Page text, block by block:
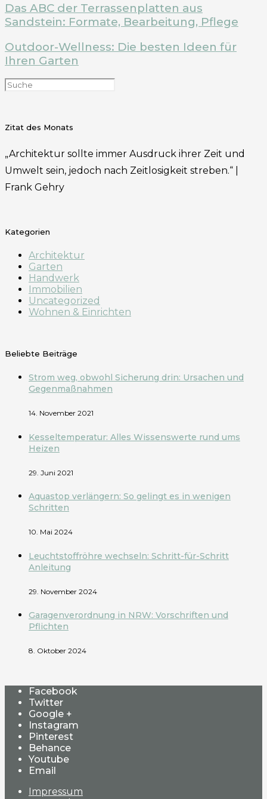
Das ABC der Terrassenplatten aus
Sandstein: Formate, Bearbeitung, Pflege
Outdoor-Wellness: Die besten Ideen für
Ihren Garten
Zitat des Monats
„Architektur sollte immer Ausdruck ihrer Zeit und
Umwelt sein, jedoch nach Zeitlosigkeit streben.“ |
Frank Gehry
Kategorien
Architektur
Garten
Handwerk
Immobilien
Uncategorized
Wohnen & Einrichten
Beliebte Beiträge
Strom weg, obwohl Sicherung drin: Ursachen und
Gegenmaßnahmen
14. November 2021
Kesseltemperatur: Alles Wissenswerte rund ums
Heizen
29. Juni 2021
Aquastop verlängern: So gelingt es in wenigen
Schritten
10. Mai 2024
Leuchtstoffröhre wechseln: Schritt-für-Schritt
Anleitung
29. November 2024
Garagenverordnung in NRW: Vorschriften und
Pflichten
8. Oktober 2024
Facebook
Twitter
Google +
Instagram
Pinterest
Behance
Youtube
Email
Impressum